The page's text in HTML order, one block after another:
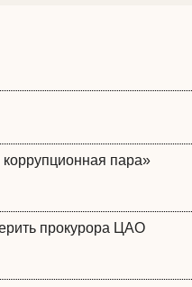
пара»
прокурора ЦАО